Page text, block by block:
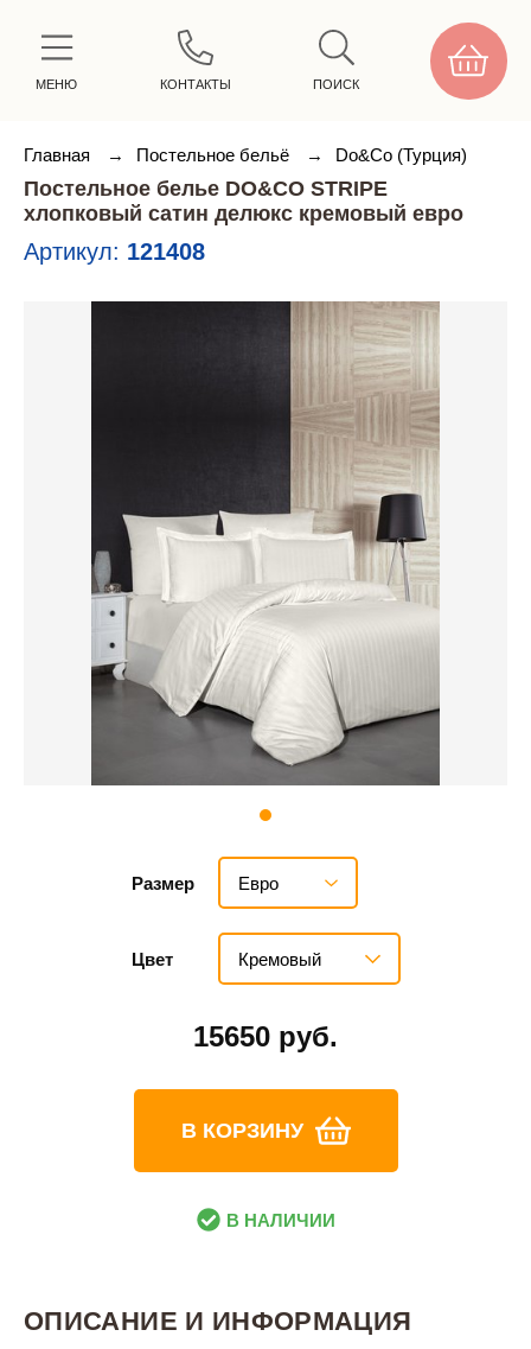
МЕНЮ КОНТАКТЫ ПОИСК
Главная → Постельное бельё → Do&Co (Турция)
Постельное белье DO&CO STRIPE
хлопковый сатин делюкс кремовый евро
Артикул: 121408
Размер Евро
Цвет Кремовый
15650 руб.
В КОРЗИНУ
В НАЛИЧИИ
ОПИСАНИЕ И ИНФОРМАЦИЯ